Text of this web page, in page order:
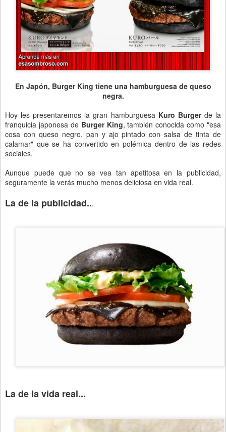
En Japón, Burger King tiene una hamburguesa de queso
negra.
Hoy les presentaremos la gran hamburguesa Kuro Burgerde la
franquicia japonesa de Burger King, también conocida como "esa
cosa con queso negro, pan y ajo pintado con salsa de tinta de
calamar" que se ha convertido en polémica dentro de las redes
sociales.
Aunque puede que no se vea tan apetitosa en la publicidad,
seguramente la verás mucho menos deliciosa en vida real.
La de la publicidad...
La de la vida real...